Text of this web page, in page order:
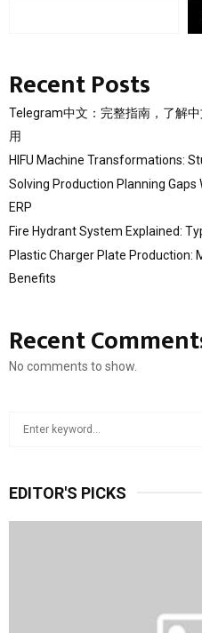
Recent Posts
Telegram中文：完整指南，了解
用
HIFU Machine Transformations:
Solving Production Planning
ERP
Fire Hydrant System Explained:
Plastic Charger Plate Production:
Benefits
Recent
No comments to show.
c
EDITOR'S PICKS